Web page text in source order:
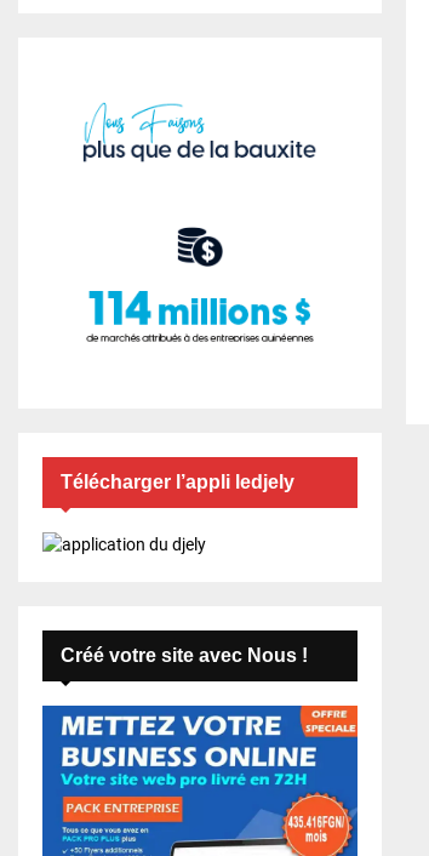
Télécharger l’appli ledjely
Créé votre site avec Nous !